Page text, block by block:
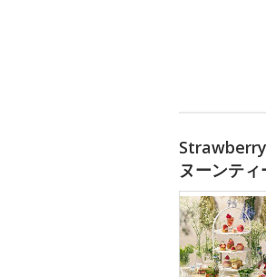
ヌーンテ